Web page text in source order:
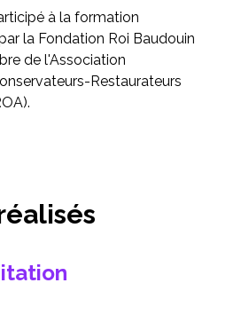
à la formation
la Fondation Roi Baudouin
de l'Association
Restaurateurs